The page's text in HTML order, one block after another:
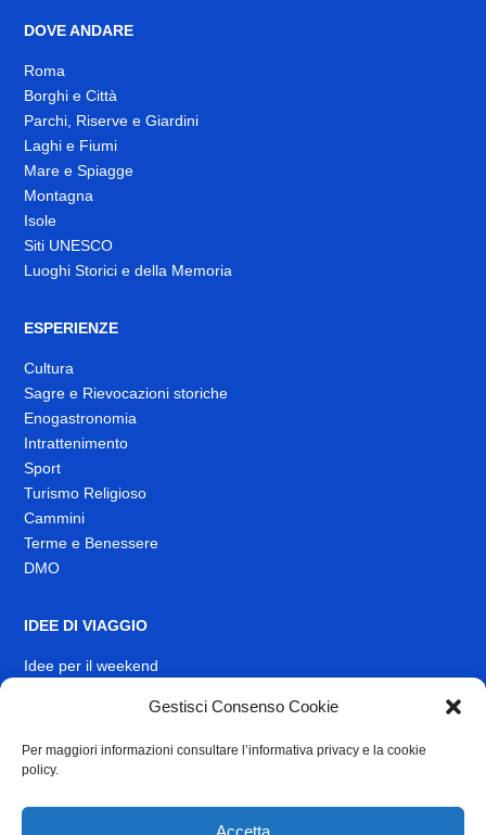
Gestisci Consenso Cookie
Per maggiori informazioni consultare l’informativa privacy e la cookie
policy.
Accetta
DOVE ANDARE
Roma
Borghi e Città
Parchi, Riserve e Giardini
Laghi e Fiumi
Mare e Spiagge
Montagna
Isole
Siti UNESCO
Luoghi Storici e della Memoria
ESPERIENZE
Cultura
Sagre e Rievocazioni storiche
Enogastronomia
Intrattenimento
Sport
Turismo Religioso
Cammini
Terme e Benessere
DMO
IDEE DI VIAGGIO
Idee per il weekend
INFO
News